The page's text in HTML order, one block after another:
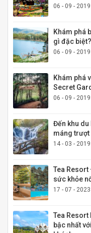
06 - 09 - 2019
Khám phá
gì đặc biệt?
06 - 09 - 2019
Khám phá
Secret
06 - 09 - 2019
Đến khu du
máng trượt
14 - 03 - 2019
Tea
sức khỏe
17 - 07 - 2023
Tea Resort
bậc nhất